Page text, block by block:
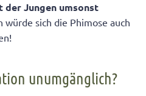
der Jungen umsonst
würde sich die Phimose auch
unumgänglich?